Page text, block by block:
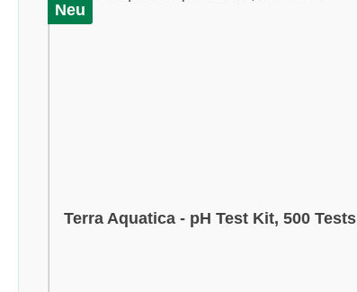
Neu
Terra Aquatica - pH Test Kit, 500 Tests